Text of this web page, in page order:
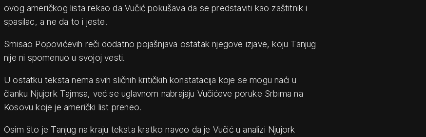
ovog američkog lista rekao da Vučić pokušava da se predstaviti kao zaštitnik i
spasilac, a ne da to i jeste.
Smisao Popovićevih reči dodatno pojašnjava ostatak njegove izjave, koju Tanjug
nije ni spomenuo u svojoj vesti.
U ostatku teksta nema svih sličnih kritičkih konstatacija koje se mogu naći u
članku Njujork Tajmsa, već se uglavnom nabrajaju Vučićeve poruke Srbima na
Kosovu koje je američki list preneo.
Osim što je Tanjug na kraju teksta kratko naveo da je Vučić u analizi Njujork